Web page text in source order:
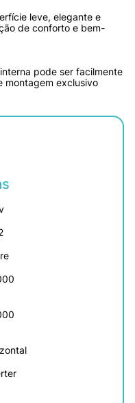
leve, elegante e
de conforto e bem-
pode ser facilmente
montagem exclusivo